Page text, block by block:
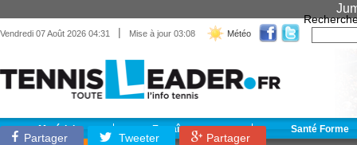
Vendredi 07 Août 2026 04:31 | Mise à jour 03:08 Météo
Matériel Entraînement Santé Forme
Partager Tweeter Partager